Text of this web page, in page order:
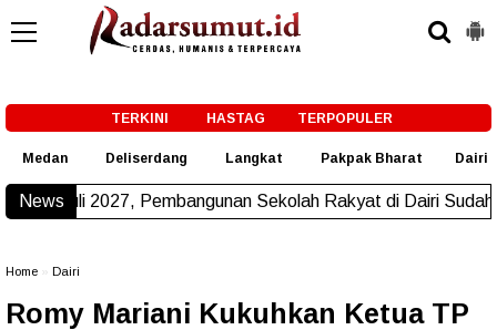
TERKINI HASTAG TERPOPULER
Medan Deliserdang Langkat Pakpak Bharat Dairi
News Sekolah Rakyat di Dairi Sudah Beroperasi
Home Dairi
Romy Mariani Kukuhkan Ketua TP